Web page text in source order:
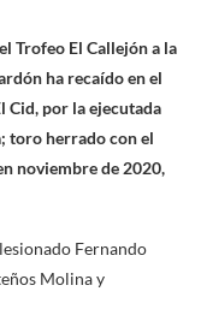
Trofeo El Callejón a la
ha recaído en el
Cid, por la ejecutada
toro herrado con el
noviembre de 2020,
Fernando
Molina y